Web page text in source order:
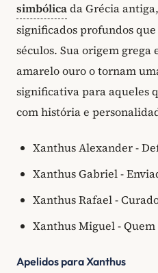
simbólicada Grécia
significados profundos
séculos. Sua origem grega
amarelo ouro o tornam
significativa para aqueles
com história e
Xanthus Alexander -
Xanthus Gabriel -
Xanthus Rafael -
Xanthus Miguel - Quem
Apelidos para Xanthus